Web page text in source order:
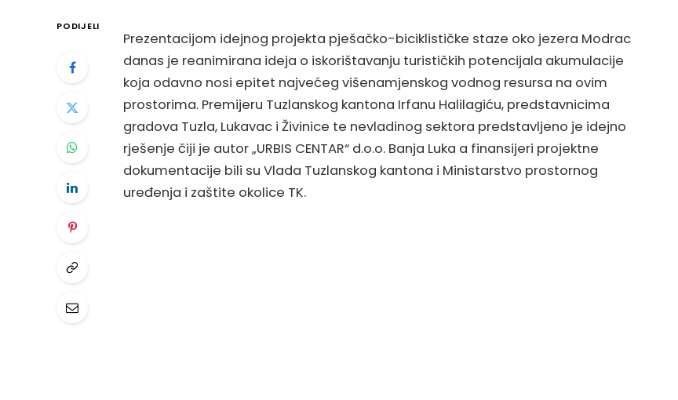
PODIJELI
Prezentacijom idejnog projekta pješačko-biciklističke staze oko jezera Modrac
danas je reanimirana ideja o iskorištavanju turističkih potencijala akumulacije
koja odavno nosi epitet najvećeg višenamjenskog vodnog resursa na ovim
prostorima. Premijeru Tuzlanskog kantona Irfanu Halilagiću, predstavnicima
gradova Tuzla, Lukavac i Živinice te nevladinog sektora predstavljeno je idejno
rješenje čiji je autor „URBIS CENTAR“ d.o.o. Banja Luka a finansijeri projektne
dokumentacije bili su Vlada Tuzlanskog kantona i Ministarstvo prostornog
uređenja i zaštite okolice TK.